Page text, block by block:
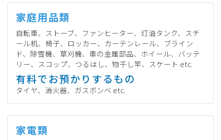
家庭用品類
自転車、ストーブ、ファンヒーター、灯油タンク、スチ
ール机、椅子、ロッカー、カーテンレール、ブライン
ド、除雪機、草刈機、車の金属部品、ホイール、バッテ
リー、スコップ、つるはし、物干し竿、スケート etc.
有料でお預かりするもの
タイヤ、消火器、ガスボンベ etc.
家電類